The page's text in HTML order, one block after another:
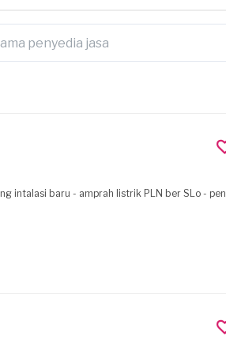
intalasi baru - amprah listrik PLN ber SLo -